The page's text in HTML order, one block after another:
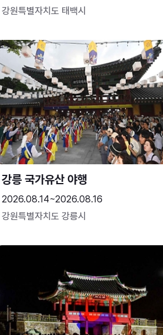
강원특별자치도 태백시
강릉 국가유산 야행
2026.08.14~2026.08.16
강원특별자치도 강릉시